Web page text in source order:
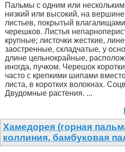
Пальмы с одним или
низкий или высокий, на
листьев, покрытый
черешков. Листья
крупные; листочки жесткие,
заостренные, складчатые, у
длине цельнокрайные,
иногда, пучком. Черешок
часто с крепкими шипами
листа, в коротких волокнах.
Двудомные растения. ...
Хамедорея (горная
коллиния, бамбуковая